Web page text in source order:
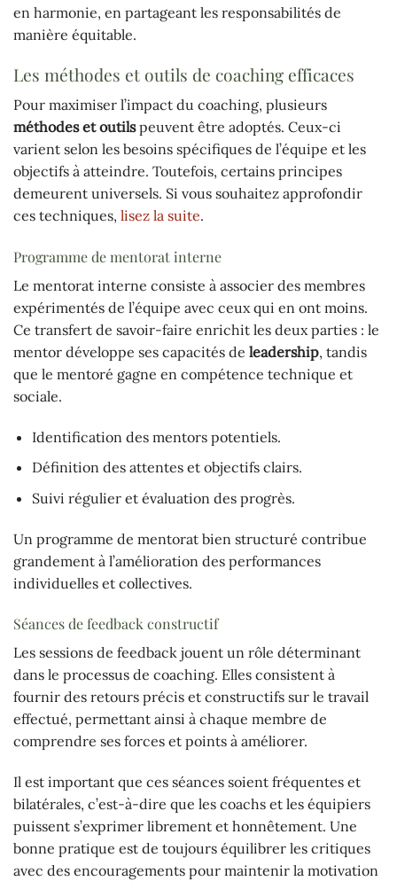
en harmonie, en partageant les responsabilités de
manière équitable.
Les méthodes et outils de coaching efficaces
Pour maximiser l’impact du coaching, plusieurs
méthodes et outilspeuvent être adoptés. Ceux-ci
varient selon les besoins spécifiques de l’équipe et les
objectifs à atteindre. Toutefois, certains principes
demeurent universels. Si vous souhaitez approfondir
ces techniques, lisez la suite.
Programme de mentorat interne
Le mentorat interne consiste à associer des membres
expérimentés de l’équipe avec ceux qui en ont moins.
Ce transfert de savoir-faire enrichit les deux parties : le
mentor développe ses capacités de leadership, tandis
que le mentoré gagne en compétence technique et
sociale.
Identification des mentors potentiels.
Définition des attentes et objectifs clairs.
Suivi régulier et évaluation des progrès.
Un programme de mentorat bien structuré contribue
grandement à l’amélioration des performances
individuelles et collectives.
Séances de feedback constructif
Les sessions de feedback jouent un rôle déterminant
dans le processus de coaching. Elles consistent à
fournir des retours précis et constructifs sur le travail
effectué, permettant ainsi à chaque membre de
comprendre ses forces et points à améliorer.
Il est important que ces séances soient fréquentes et
bilatérales, c’est-à-dire que les coachs et les équipiers
puissent s’exprimer librement et honnêtement. Une
bonne pratique est de toujours équilibrer les critiques
avec des encouragements pour maintenir la motivation